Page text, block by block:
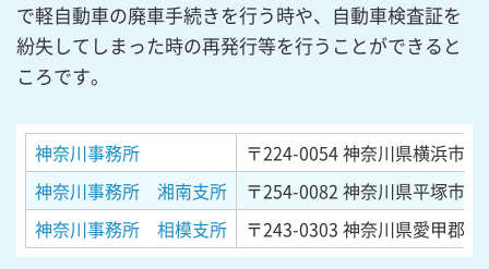
で軽自動車の廃車手続きを行う時や、自動車検査証を
紛失してしまった時の再発行等を行うことができると
ころです。
神奈川事務所 〒224-0054神奈川県横浜市
神奈川事務所 湘南支所
〒254-0082 神奈川県平塚市
神奈川事務所 相模支所
〒243-0303 神奈川県愛甲郡